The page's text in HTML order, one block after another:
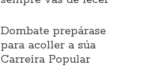
Dombate prepárase
para acoller a súa
Carreira Popular